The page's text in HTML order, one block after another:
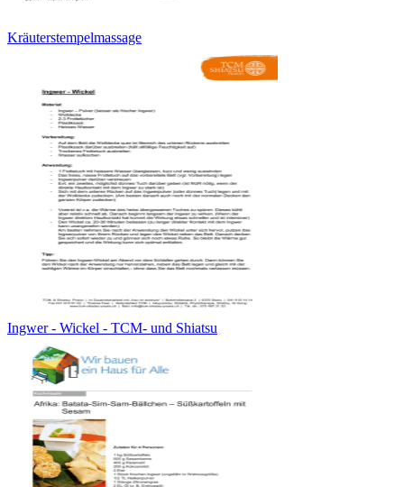
Kräuterstempelmassage
Ingwer - Wickel - TCM- und Shiatsu